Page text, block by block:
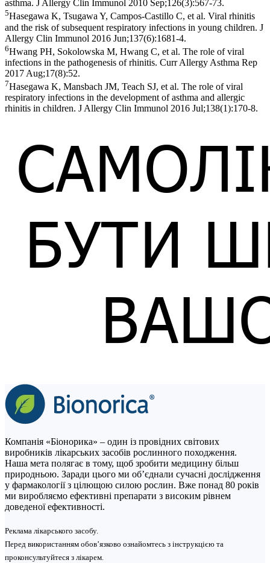
asthma. J Allergy Clin Immunol 2010 Sep;126(3):567-73.
5Hasegawa K, Tsugawa Y, Campos-Castillo C, et al. Viral rhinitis
and the risk of subsequent respiratory infections in young children. J
Allergy Clin Immunol 2016 Jun;137(6):1681-4.
6Hwang PH, Sokolowska M, Hwang C, et al. The role of viral
infections in the pathogenesis of rhinitis. Curr Allergy Asthma Rep
2017 Aug;17(8):52.
7Hasegawa K, Mansbach JM, Teach SJ, et al. The role of viral
respiratory infections in the development of asthma and allergic
rhinitis in children. J Allergy Clin Immunol 2016 Jul;138(1):170-8.
Компанія «Біонорика» – один із провідних світових
виробників лікарських засобів рослинного походження.
Наша мета полягає в тому, щоб зробити медицину більш
природньою. Заради цього ми об’єднали сучасні дослідження
у фармакології з цілющою силою рослин. Вже понад 80 років
ми виробляємо ефективні препарати з високим рівнем
доведеної ефективності.
Реклама лікарського засобу.
Перед використанням обов’язково ознайомтесь з інструкцією та
проконсультуйтеся з лікарем.